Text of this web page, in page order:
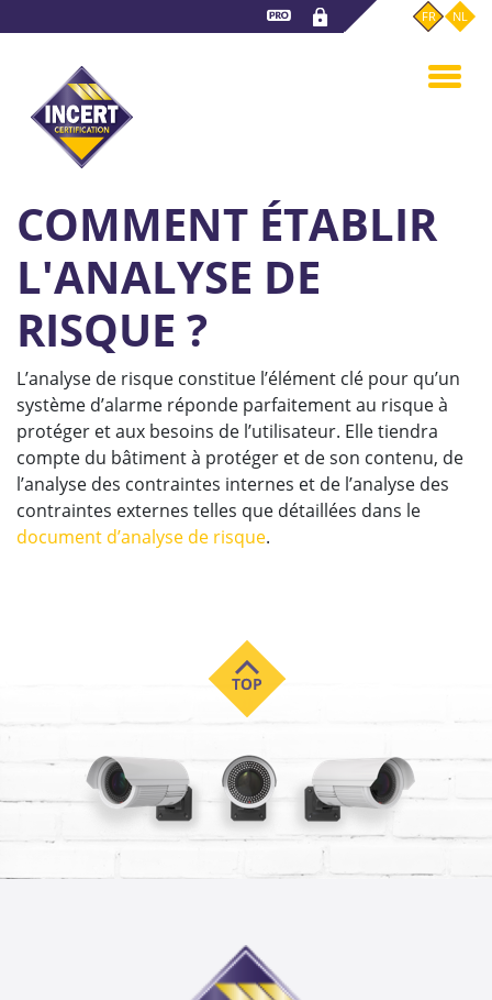
au
principal
FR NL
COMMENT ÉTABLIR
L'ANALYSE DE
RISQUE ?
L’analyse de risque constitue l’élément clé pour qu’un
système d’alarme réponde parfaitement au risque à
protéger et aux besoins de l’utilisateur. Elle tiendra
compte du bâtiment à protéger et de son contenu, de
l’analyse des contraintes internes et de l’analyse des
contraintes externes telles que détaillées dans le
document d’analyse de risque.